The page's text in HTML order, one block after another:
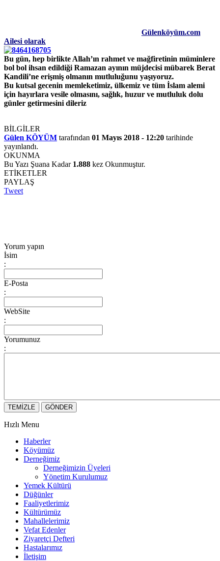
Gülenköyüm.com
Ailesi olarak
Bu gün, hep birlikte Allah’ın rahmet ve mağfiretinin müminlere
bol bol ihsan edildiği Ramazan ayının müjdecisi mübarek Berat
Kandili’ne erişmiş olmanın mutluluğunu yaşıyoruz.
Bu kutsal gecenin memleketimiz, ülkemiz ve tüm İslam alemi
için hayırlara vesile olmasını, sağlık, huzur ve mutluluk dolu
günler getirmesini dileriz
BİLGİLER
Gülen KÖYÜM tarafından 01 Mayıs 2018 - 12:20 tarihinde
yayınlandı.
OKUNMA
Bu Yazı Şuana Kadar 1.888 kez Okunmuştur.
ETİKETLER
PAYLAŞ
Tweet
Yorum yapın
İsim
:
E-Posta
:
WebSite
:
Yorumunuz
:
Hızlı Menu
Haberler
Köyümüz
Derneğimiz
Derneğimizin Üyeleri
Yönetim Kurulumuz
Yemek Kültürü
Düğünler
Faaliyetlerimiz
Kültürümüz
Mahallelerimiz
Vefat Edenler
Ziyaretçi Defteri
Hastalarımız
İletişim